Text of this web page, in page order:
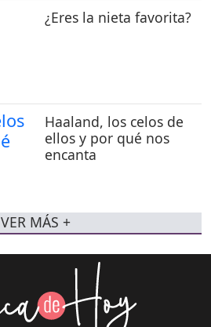
¿Eres la nieta favorita?
Haaland, los celos de
ellos y por qué nos
encanta
VER MÁS +